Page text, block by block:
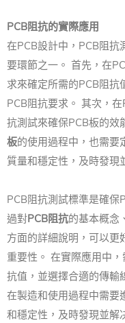
PCB阻抗的實際應用
在PCB設計中，PCB阻
要環節之一。 首先，在
求來確定所需的PCB阻抗
PCB阻抗要求。 其次，
抗測試來確保PCB板的效
板的使用過程中，也需要
質量和穩定性，及時發現
PCB阻抗測試標準是確保
過對PCB阻抗的基本概念
方面的詳細說明，可以更
重要性。 在實際應用中
抗值，並選擇合適的傳輸
在製造和使用過程中需要
和穩定性，及時發現並解